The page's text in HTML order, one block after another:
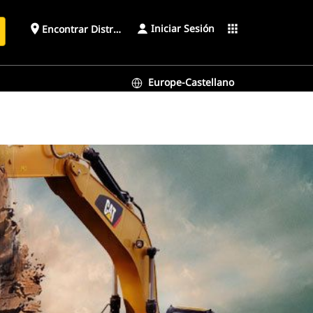
place Encontrar Distribuidor Iniciar Sesión apps
Europe-Castellano